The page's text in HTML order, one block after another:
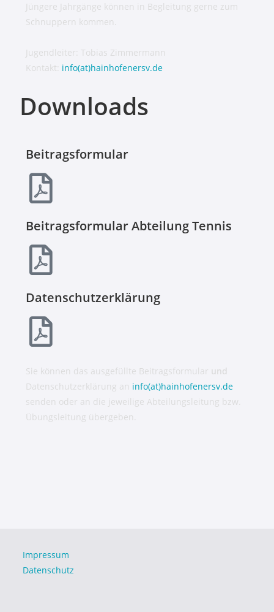
Jüngere Jahrgänge können in Begleitung gerne zum
Schnuppern kommen.
Jugendleiter: Tobias Zimmermann
Kontakt: info(at)hainhofenersv.de
Downloads
Beitragsformular
Beitragsformular Abteilung Tennis
Datenschutzerklärung
Sie können das ausgefüllte Beitragsformular und
Datenschutzerklärung an info(at)hainhofenersv.de
senden oder an die jeweilige Abteilungsleitung bzw.
Übungsleitung übergeben.
Impressum
Datenschutz